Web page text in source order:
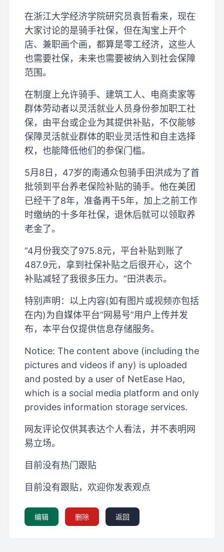
在浙江大学经济学院研究员袁哲看来，现在
大家讨论的是骑手社保，但在淘宝上开个
店、兼职画个画，都算是零工经济，这些人
也需要社保，未来也需要被纳入到社会保障
范围。
在制度上允许骑手、建筑工人、电商卖家等
群体劳动者以灵活就业人员身份参加职工社
保，由平台或企业为其提供补贴，不仅能够
保障灵活就业群体的职业灵活性和自主选择
权，也能降低他们的参保门槛。
5月8日，47岁的南通众包骑手田洪成为了首
批领到平台养老保险补贴的骑手。他在美团
已经干了8年，准备再干5年，加上之前工作
时缴纳的十多年社保，退休后就可以领取养
老金了。
“4月份我交了975.8元，平台补贴到账了
487.9元，拿到社保补贴之后很开心，这个
补贴减轻了我很多压力。”田洪表示。
特别声明：以上内容(如有图片或视频亦包括
在内)为自媒体平台“网易号”用户上传并发
布，本平台仅提供信息存储服务。
Notice: The content above (including the
pictures and videos if any) is uploaded
and posted by a user of NetEase Hao,
which is a social media platform and only
provides information storage services.
网友评论仅供其表达个人看法，并不表明网
易立场。
目前没有热门跟贴
目前没有跟贴，欢迎你发表观点
编辑 删除 返回